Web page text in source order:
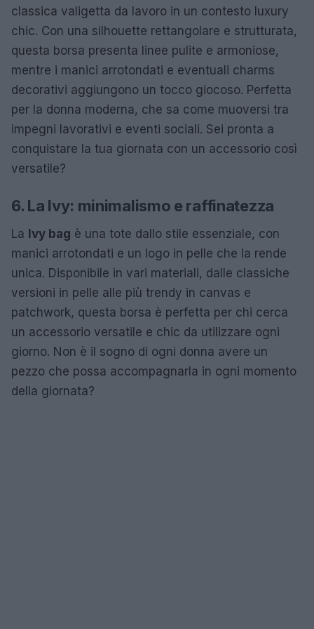
classica valigetta da lavoro in un contesto luxury
chic. Con una silhouette rettangolare e strutturata,
questa borsa presenta linee pulite e armoniose,
mentre i manici arrotondati e eventuali charms
decorativi aggiungono un tocco giocoso. Perfetta
per la donna moderna, che sa come muoversi tra
impegni lavorativi e eventi sociali. Sei pronta a
conquistare la tua giornata con un accessorio così
versatile?
6. La Ivy: minimalismo e raffinatezza
La Ivy bag è una tote dallo stile essenziale, con
manici arrotondati e un logo in pelle che la rende
unica. Disponibile in vari materiali, dalle classiche
versioni in pelle alle più trendy in canvas e
patchwork, questa borsa è perfetta per chi cerca
un accessorio versatile e chic da utilizzare ogni
giorno. Non è il sogno di ogni donna avere un
pezzo che possa accompagnarla in ogni momento
della giornata?